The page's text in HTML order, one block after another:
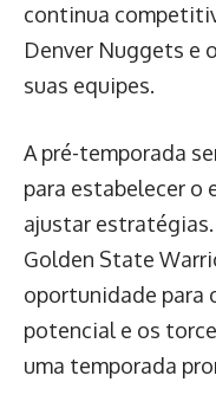
continua
Denver Nuggets e
suas equipes.
A pré-temporada
para estabelecer o
ajustar
Golden State
oportunidade para
potencial e os
uma temporada